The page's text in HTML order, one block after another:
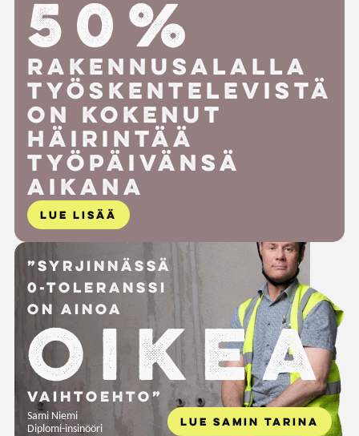
50%
Rakennusalalla
työskentelevistä
on kokenut
häirintää
työpäivänsä
aikana
LUE LISÄÄ
”Syrjinnässä
0-toleranssi
on ainoa
Oikea
vaihtoehto”
Sami Niemi
Diplomi-insinööri
LUE SAMIN TARINA